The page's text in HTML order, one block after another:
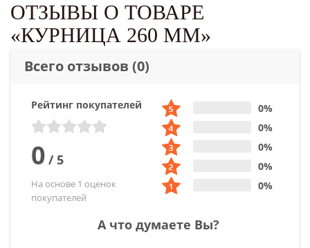
ОТЗЫВЫ О ТОВАРЕ
«КУРНИЦА 260 ММ»
Всего отзывов (0)
Рейтинг покупателей
0 /5
На основе 1 оценок
покупателей
0%
0%
0%
0%
0%
А что думаете Вы?